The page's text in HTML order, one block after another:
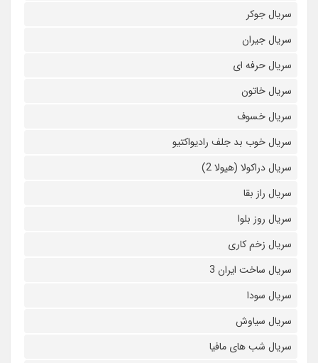
سریال جوکر
سریال جیران
سریال حرفه ای
سریال خاتون
سریال خسوف
سریال خوب بد جلف رادیواکتیو
سریال دراکولا (هیولا 2)
سریال راز بقا
سریال روز بلوا
سریال زخم کاری
سریال ساخت ایران 3
سریال سودا
سریال سیاوش
سریال شب های مافیا